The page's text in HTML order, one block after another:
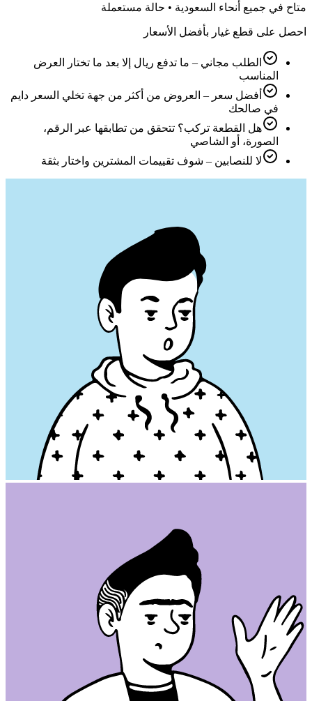
متاح في جميع أنحاء السعودية • حالة مستعملة
احصل على قطع غيار بأفضل الأسعار
الطلب مجاني – ما تدفع ريال إلا بعد ما تختار العرض
المناسب
أفضل سعر – العروض من أكثر من جهة تخلي السعر دايم
في صالحك
هل القطعة تركب؟ تتحقق من تطابقها عبر الرقم،
الصورة، أو الشاصي
لا للنصابين – شوف تقييمات المشترين واختار بثقة